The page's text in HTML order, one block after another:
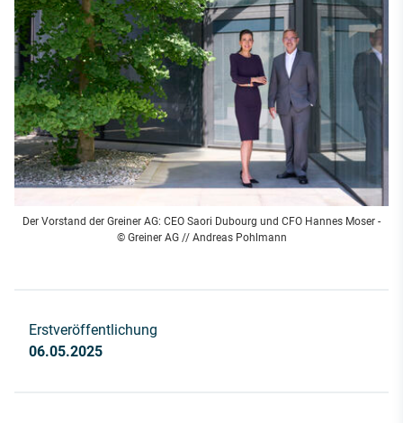
Der Vorstand der Greiner AG: CEO Saori Dubourg und CFO Hannes Moser -
© Greiner AG // Andreas Pohlmann
Erstveröffentlichung
06.05.2025